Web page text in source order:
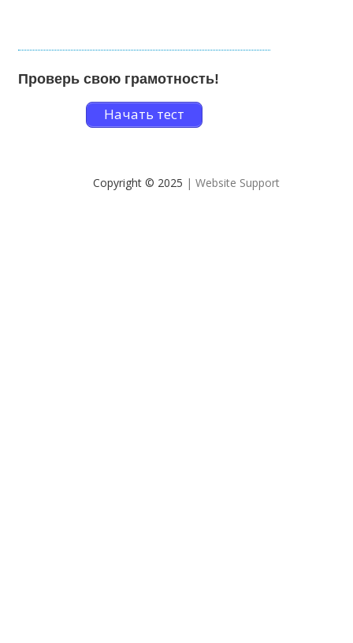
Проверь свою грамотность!
Начать тест
Copyright © 2025 | Website Support